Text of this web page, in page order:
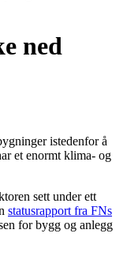
ned
istedenfor å
et enormt klima- og
sett under ett
statusrapport fra FNs
for bygg og anlegg